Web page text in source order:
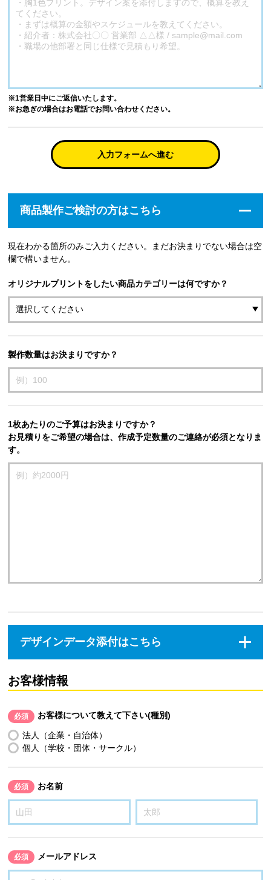
※1営業日中にご返信いたします。
※お急ぎの場合はお電話でお問い合わせください。
入力フォームへ進む
商品製作ご検討の方はこちら
現在わかる箇所のみご入力ください。まだお決まりでない場合は空
欄で構いません。
オリジナルプリントをしたい商品カテゴリーは何ですか？
製作数量はお決まりですか？
1枚あたりのご予算はお決まりですか？
お見積りをご希望の場合は、作成予定数量のご連絡が必須となりま
す。
デザインデータ添付はこちら
お客様情報
必須 お客様について教えて下さい(種別)
法人（企業・自治体）
個人（学校・団体・サークル）
必須 お名前
必須 メールアドレス